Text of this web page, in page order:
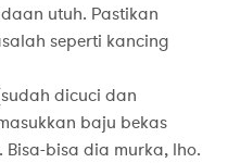
utuh. Pastikan
seperti kancing
dicuci dan
baju bekas
bisa dia murka, lho.